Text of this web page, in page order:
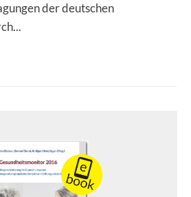
der deutschen